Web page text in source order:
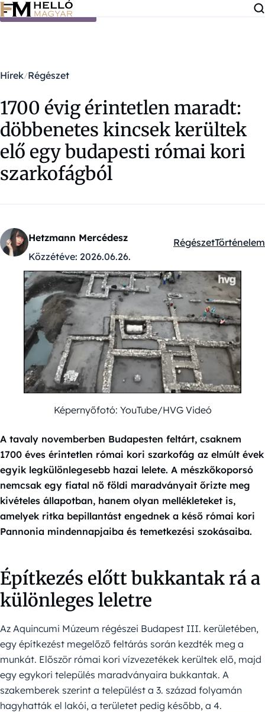
Ugrás a tartalomra
Hírek Régészet
1700 évig érintetlen maradt:
döbbenetes kincsek kerültek
elő egy budapesti római kori
szarkofágból
Hetzmann Mercédesz
Közzétéve: 2026.06.26.
Kategóriák:
RégészetTörténelem
Képernyőfotó: YouTube/HVG Videó
A tavaly novemberben Budapesten feltárt, csaknem
1700 éves érintetlen római kori szarkofág az elmúlt évek
egyik legkülönlegesebb hazai lelete. A mészkőkoporsó
nemcsak egy fiatal nő földi maradványait őrizte meg
kivételes állapotban, hanem olyan mellékleteket is,
amelyek ritka bepillantást engednek a késő római kori
Pannonia mindennapjaiba és temetkezési szokásaiba.
Építkezés előtt bukkantak rá a
különleges leletre
Az Aquincumi Múzeum régészei Budapest III. kerületében,
egy építkezést megelőző feltárás során kezdték meg a
munkát. Először római kori vízvezetékek kerültek elő, majd
egy egykori település maradványaira bukkantak. A
szakemberek szerint a települést a 3. század folyamán
hagyhatták el lakói, a területet pedig később, a 4.